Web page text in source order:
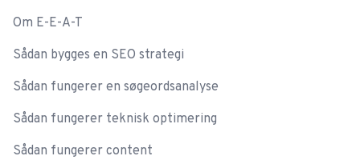
Om E-E-A-T
Sådan bygges en SEO strategi
Sådan fungerer en søgeordsanalyse
Sådan fungerer teknisk optimering
Sådan fungerer content